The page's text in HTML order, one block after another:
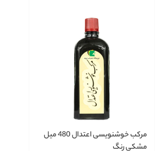
مرکب خوشنویسی اعتدال 480 میل
مشکی رنگ